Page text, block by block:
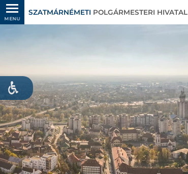
MENU
SZATMÁRNÉMETI POLGÁRMESTERI HIVATAL